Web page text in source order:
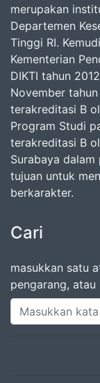
merupakan
Departemen
Tinggi RI.
Kementerian
DIKTI tahun
November
terakreditasi B
Program Studi
terakreditasi B
Surabaya
tujuan untuk
berkarakter.
Cari
masukkan satu
pengarang, atau